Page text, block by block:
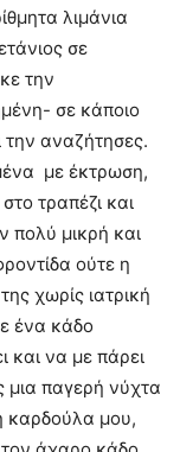
λιμάνια
σε
την
σε κάποιο
την αναζήτησες.
με έκτρωση,
τραπέζι και
πολύ μικρή και
ούτε η
χωρίς ιατρική
ένα κάδο
και να με πάρει
παγερή νύχτα
καρδούλα μου,